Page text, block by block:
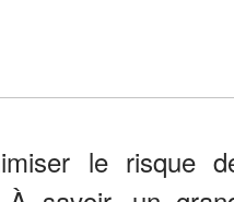
le risque